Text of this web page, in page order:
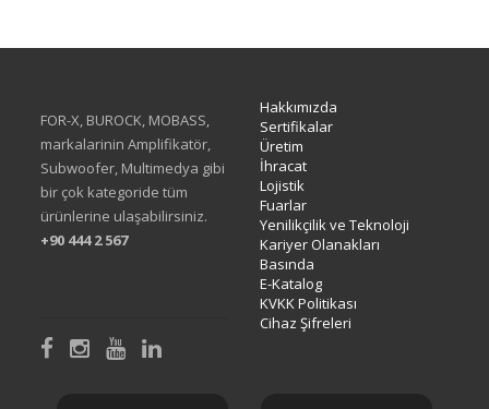
FOR-X, BUROCK, MOBASS,
markalarinin Amplifikatör,
Subwoofer, Multimedya gibi
bir çok kategoride tüm
ürünlerine ulaşabilirsiniz.
+90 444 2 567
Hakkımızda
Sertifikalar
Üretim
İhracat
Lojistik
Fuarlar
Yenilikçilik ve Teknoloji
Kariyer Olanakları
Basında
E-Katalog
KVKK Politikası
Cihaz Şifreleri